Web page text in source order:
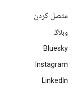
متصل کردن
وبلاگ
Bluesky
Instagram
LinkedIn